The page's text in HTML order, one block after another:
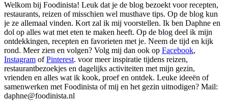
Welkom bij Foodinista! Leuk dat je de blog bezoekt voor recepten,
restaurants, reizen of misschien wel musthave tips. Op de blog kun
je ze allemaal vinden. Kort zal ik mij voorstellen. Ik ben Daphne en
dol op alles wat met eten te maken heeft. Op de blog deel ik mijn
ontdekkingen, recepten en favorieten met je. Neem de tijd en kijk
rond. Meer zien en volgen? Volg mij dan ook op Facebook,
Instagram ofPinterest. voor meer inspiratie tijdens reizen,
restaurantbezoekjes en dagelijks activiteiten met mijn gezin,
vrienden en alles wat ik kook, proef en ontdek. Leuke ideeën of
samenwerken met Foodinista of mij en het gezin uitnodigen? Mail:
daphne@foodinista.nl